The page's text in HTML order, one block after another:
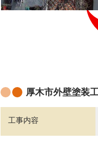
厚木市外壁塗装
工事内容